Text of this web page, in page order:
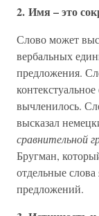
2. Имя – это
Слово может
вербальных
предложения.
вычленилось.
высказал
сравнительной
Бругман,
отдельные слова
предложений.